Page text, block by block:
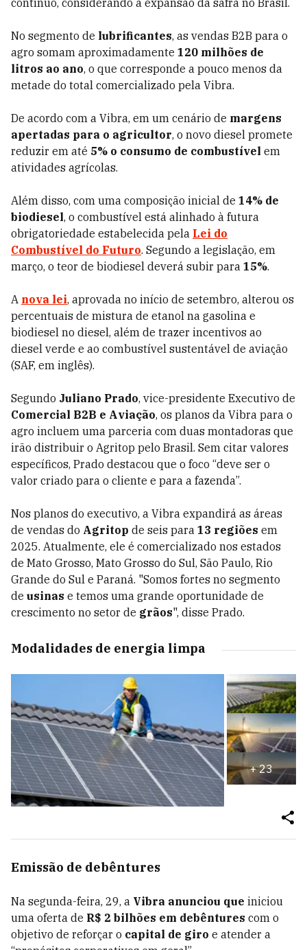
contínuo, considerando a expansão da safra no Brasil.
No segmento de lubrificantes, as vendas B2B para o
agro somam aproximadamente 120 milhões de
litros ao ano, o que corresponde a pouco menos da
metade do total comercializado pela Vibra.
De acordo com a Vibra, em um cenário de margens
apertadas para o agricultor, o novo diesel promete
reduzir em até 5% o consumo de combustível em
atividades agrícolas.
Além disso, com uma composição inicial de 14% de
biodiesel, o combustível está alinhado à futura
obrigatoriedade estabelecida pela Lei do
Combustível do Futuro. Segundo a legislação, em
março, o teor de biodiesel deverá subir para 15%.
A nova lei, aprovada no início de setembro, alterou os
percentuais de mistura de etanol na gasolina e
biodiesel no diesel, além de trazer incentivos ao
diesel verde e ao combustível sustentável de aviação
(SAF, em inglês).
Segundo Juliano Prado, vice-presidente Executivo de
Comercial B2B e Aviação, os planos da Vibra para o
agro incluem uma parceria com duas montadoras que
irão distribuir o Agritop pelo Brasil. Sem citar valores
específicos, Prado destacou que o foco “deve ser o
valor criado para o cliente e para a fazenda”.
Nos planos do executivo, a Vibra expandirá as áreas
de vendas do Agritop de seis para 13 regiões em
2025. Atualmente, ele é comercializado nos estados
de Mato Grosso, Mato Grosso do Sul, São Paulo, Rio
Grande do Sul e Paraná. "Somos fortes no segmento
de usinas e temos uma grande oportunidade de
crescimento no setor de grãos", disse Prado.
Modalidades de energia limpa
+23
Emissão de debêntures
Na segunda-feira, 29, a Vibra anunciou que iniciou
uma oferta de R$ 2 bilhões em debêntures com o
objetivo de reforçar o capital de giro e atender a